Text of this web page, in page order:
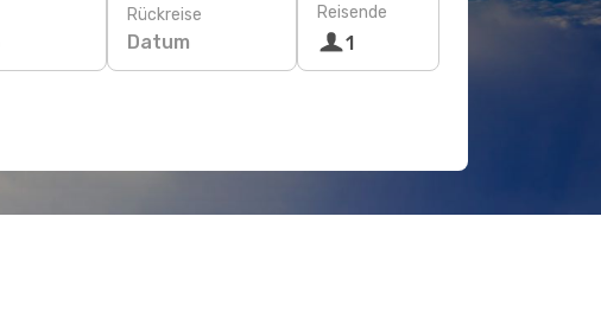
Rückreise
Datum
Reisende
1